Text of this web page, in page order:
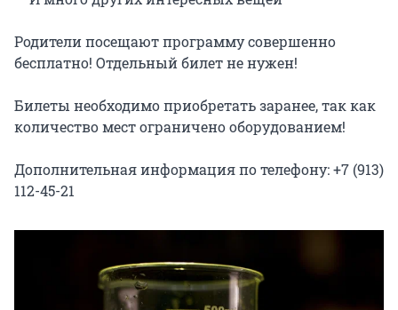
Родители посещают программу совершенно
бесплатно! Отдельный билет не нужен!
Билеты необходимо приобретать заранее, так как
количество мест ограничено оборудованием!
Дополнительная информация по телефону: +7 (913)
112-45-21